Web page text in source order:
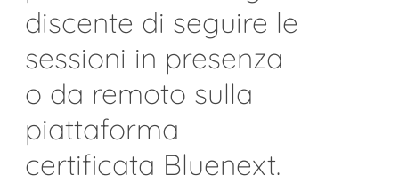
discente di seguire le
sessioni in presenza
o da remoto sulla
piattaforma
certificata Bluenext.